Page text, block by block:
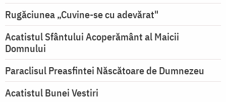
Rugăciunea „Cuvine-se cu adevărat"
Acatistul Sfântului Acoperământ al Maicii
Domnului
Paraclisul Preasfintei Născătoare de Dumnezeu
Acatistul Bunei Vestiri